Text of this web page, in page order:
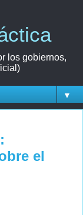
los gobiernos,
▼
el